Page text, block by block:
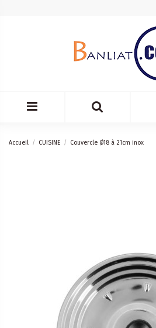
Accueil CUISINE Couvercle Ø18 à 21cm inox